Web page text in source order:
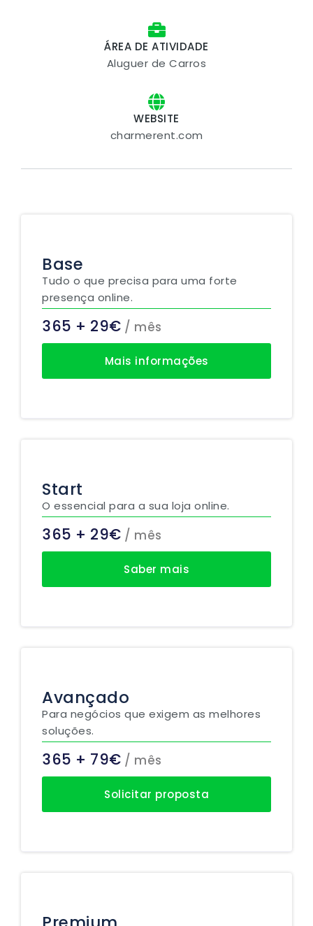
ÁREA DE ATIVIDADE
Aluguer de Carros
WEBSITE
charmerent.com
Base
Tudo o que precisa para uma forte
presença online.
365 + 29€ / mês
Mais informações
Start
O essencial para a sua loja online.
365 + 29€ / mês
Saber mais
Avançado
Para negócios que exigem as melhores
soluções.
365 + 79€ / mês
Solicitar proposta